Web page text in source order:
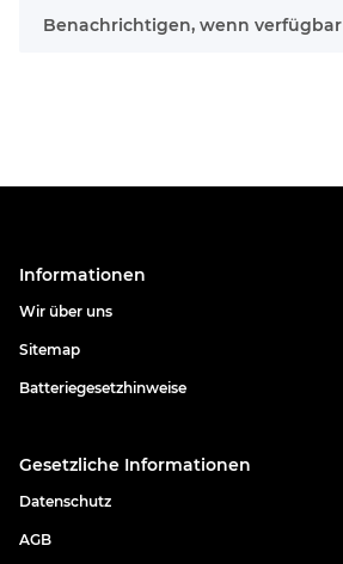
Benachrichtigen, wenn verfügbar
Informationen
Wir über uns
Sitemap
Batteriegesetzhinweise
Gesetzliche Informationen
Datenschutz
AGB